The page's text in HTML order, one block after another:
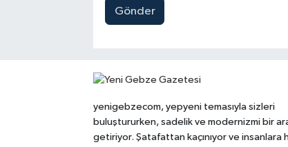
Gönder
yenigebzecom, yepyeni temasıyla sizleri
buluştururken, sadelik ve modernizmi bir
getiriyor. Şatafattan kaçınıyor ve insanlara